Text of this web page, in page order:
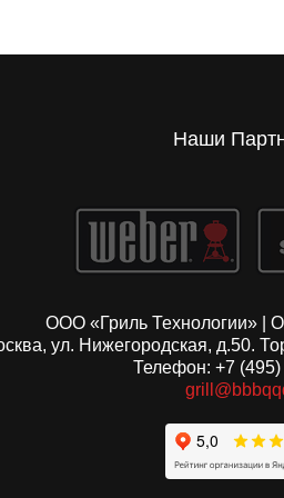
Наши
ООО «Гриль Технологии» |
ул. Нижегородская, д.50.
Телефон: +7 (495)